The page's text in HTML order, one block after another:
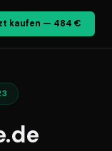
kaufen — 484 €